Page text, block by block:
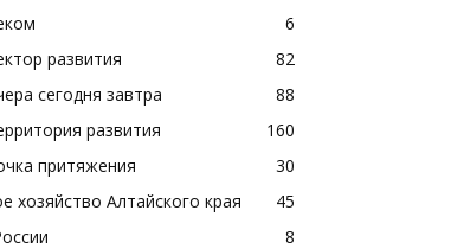
6
развития
82
сегодня завтра
88
развития
160
притяжения
30
хозяйство Алтайского края
45
8